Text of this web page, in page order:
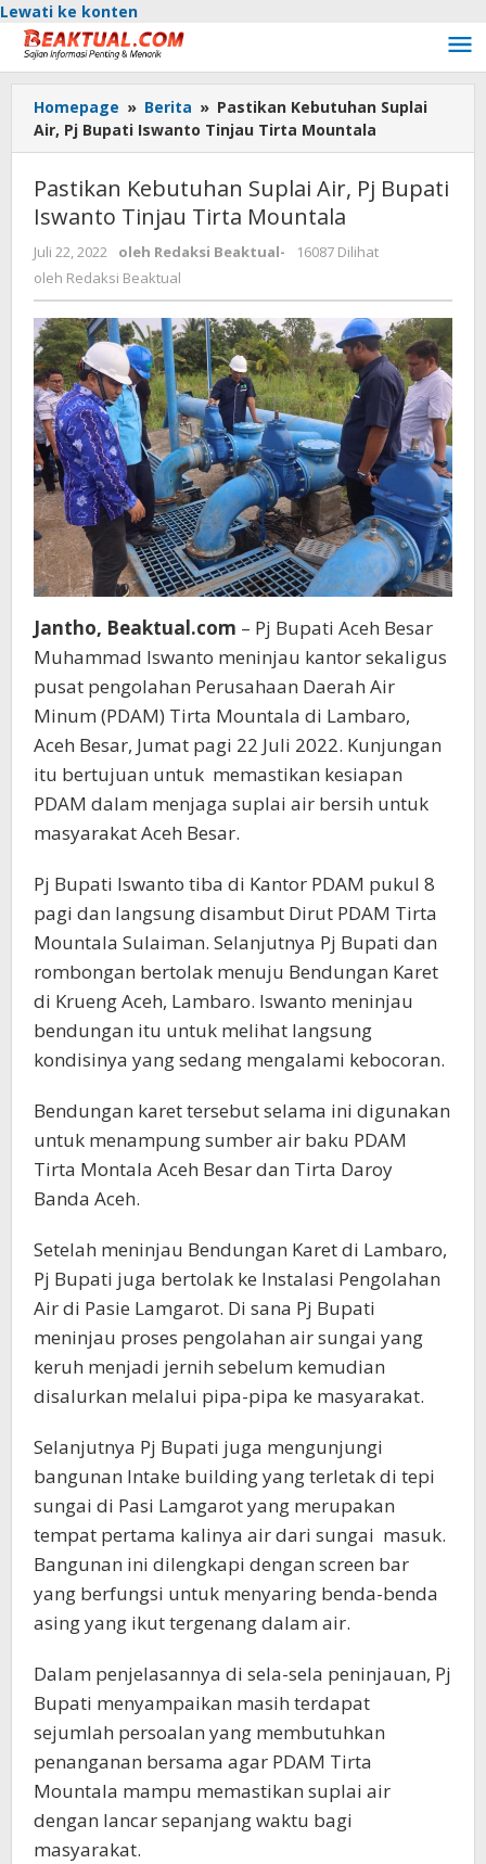
Lewati ke konten
Homepage » Berita » Pastikan Kebutuhan Suplai
Air, Pj Bupati Iswanto Tinjau Tirta Mountala
Pastikan Kebutuhan Suplai Air, Pj Bupati
Iswanto Tinjau Tirta Mountala
Juli 22, 2022 oleh Redaksi Beaktual-
16087 Dilihat
oleh Redaksi Beaktual
Jantho, Beaktual.com – Pj Bupati Aceh Besar
Muhammad Iswanto meninjau kantor sekaligus
pusat pengolahan Perusahaan Daerah Air
Minum (PDAM) Tirta Mountala di Lambaro,
Aceh Besar, Jumat pagi 22 Juli 2022. Kunjungan
itu bertujuan untuk memastikan kesiapan
PDAM dalam menjaga suplai air bersih untuk
masyarakat Aceh Besar.
Pj Bupati Iswanto tiba di Kantor PDAM pukul 8
pagi dan langsung disambut Dirut PDAM Tirta
Mountala Sulaiman. Selanjutnya Pj Bupati dan
rombongan bertolak menuju Bendungan Karet
di Krueng Aceh, Lambaro. Iswanto meninjau
bendungan itu untuk melihat langsung
kondisinya yang sedang mengalami kebocoran.
Bendungan karet tersebut selama ini digunakan
untuk menampung sumber air baku PDAM
Tirta Montala Aceh Besar dan Tirta Daroy
Banda Aceh.
Setelah meninjau Bendungan Karet di Lambaro,
Pj Bupati juga bertolak ke Instalasi Pengolahan
Air di Pasie Lamgarot. Di sana Pj Bupati
meninjau proses pengolahan air sungai yang
keruh menjadi jernih sebelum kemudian
disalurkan melalui pipa-pipa ke masyarakat.
Selanjutnya Pj Bupati juga mengunjungi
bangunan Intake building yang terletak di tepi
sungai di Pasi Lamgarot yang merupakan
tempat pertama kalinya air dari sungai masuk.
Bangunan ini dilengkapi dengan screen bar
yang berfungsi untuk menyaring benda-benda
asing yang ikut tergenang dalam air.
Dalam penjelasannya di sela-sela peninjauan, Pj
Bupati menyampaikan masih terdapat
sejumlah persoalan yang membutuhkan
penanganan bersama agar PDAM Tirta
Mountala mampu memastikan suplai air
dengan lancar sepanjang waktu bagi
masyarakat.